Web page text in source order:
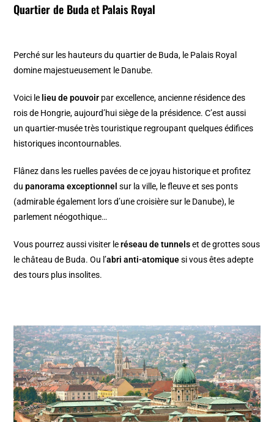
Quartier de BudaetPalais Royal
Perché sur les hauteurs du quartier de Buda, le Palais Royal
domine majestueusement le Danube.
Voici le lieu de pouvoir par excellence, ancienne résidence des
rois de Hongrie, aujourd’hui siège de la présidence. C’est aussi
un quartier-musée très touristique regroupant quelques édifices
historiques incontournables.
Flânez dans les ruelles pavées de ce joyau historique et profitez
dupanorama exceptionnelsur la ville, le fleuve et ses ponts
(admirable également lors d’unecroisière sur le Danube), le
parlement néogothique…
Vous pourrez aussi visiter leréseau de tunnelset de grottes sous
le château de Buda. Ou l’abri anti-atomiquesi vous êtes adepte
des tours plus insolites.